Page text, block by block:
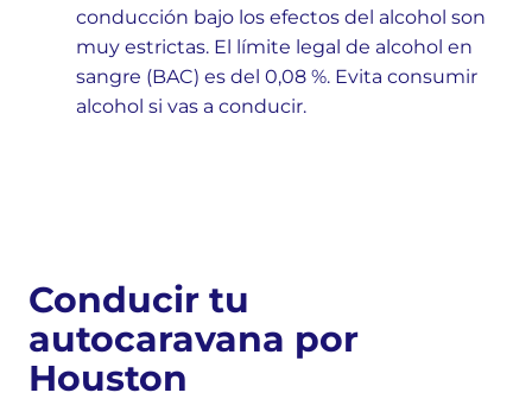
conducción bajo los efectos del alcohol son
muy estrictas. El límite legal de alcohol en
sangre (BAC) es del 0,08 %. Evita consumir
alcohol si vas a conducir.
Conducir tu
autocaravana por
Houston